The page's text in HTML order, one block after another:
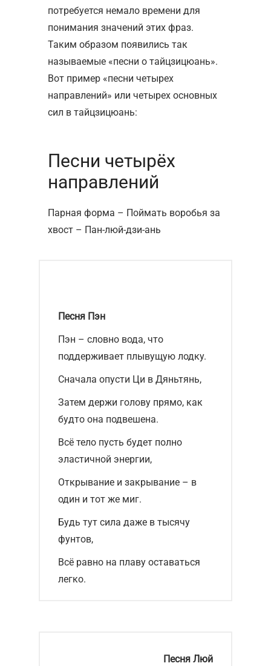
потребуется немало времени для
понимания значений этих фраз.
Таким образом появились так
называемые «песни о тайцзицюань».
Вот пример «песни четырех
направлений» или четырех основных
сил в тайцзицюань:
Песни четырёх
направлений
Парная форма – Поймать воробья за
хвост – Пан-люй-дзи-ань
Песня Пэн
Пэн – словно вода, что
поддерживает плывущую лодку.
Сначала опусти Ци в Дяньтянь,
Затем держи голову прямо, как
будто она подвешена.
Всё тело пусть будет полно
эластичной энергии,
Открывание и закрывание – в
один и тот же миг.
Будь тут сила даже в тысячу
фунтов,
Всё равно на плаву оставаться
легко.
Песня Люй